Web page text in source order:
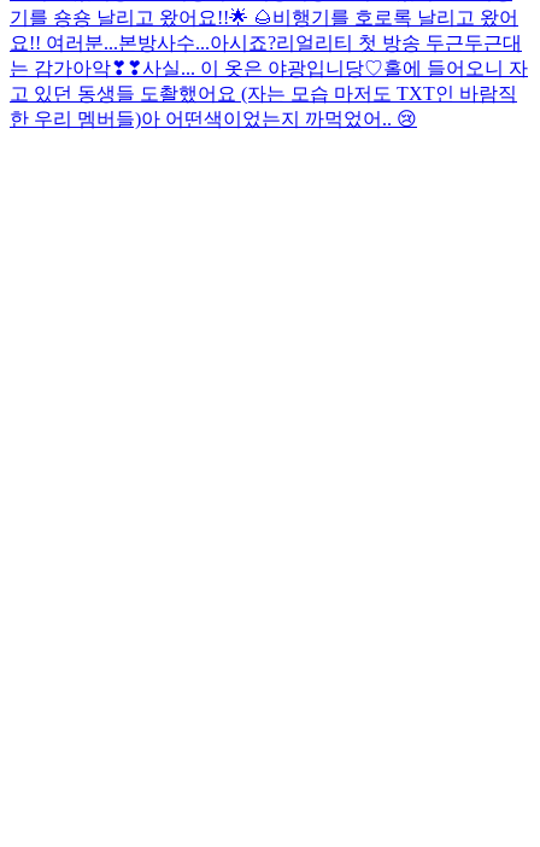
기를 숑숑 날리고 왔어요!!🌟 🌰비행기를 호로록 날리고 왔어
요!! 여러분...본방사수...아시죠?리얼리티 첫 방송 두근두근대
는 감가아악❣❣사실... 이 옷은 야광입니당♡홀에 들어오니 자
고 있던 동생들 도촬했어요 (자는 모습 마저도 TXT인 바람직
한 우리 멤버들)아 어떤색이었는지 까먹었어.. 😢